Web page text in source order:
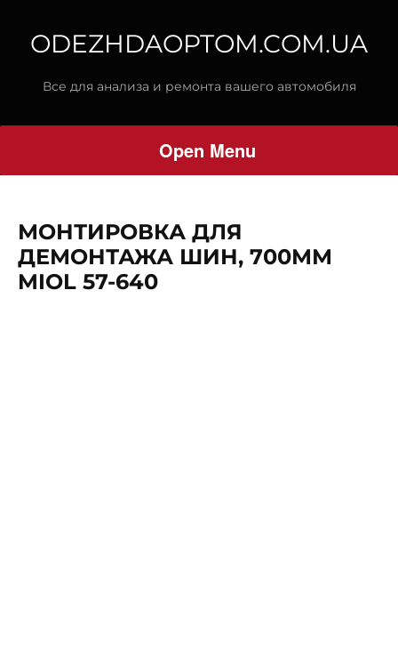
ODEZHDAOPTOM.COM.UA
Все для анализа и ремонта вашего автомобиля
Open Menu
МОНТИРОВКА ДЛЯ
ДЕМОНТАЖА ШИН, 700ММ
MIOL 57-640